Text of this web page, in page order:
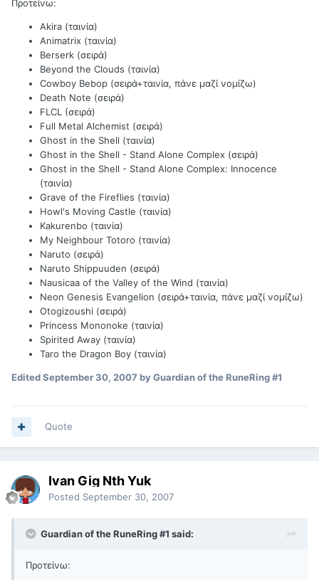
Προτείνω:
Akira (ταινία)
Animatrix (ταινία)
Berserk (σειρά)
Beyond the Clouds (ταινία)
Cowboy Bebop (σειρά+ταινία, πάνε μαζί νομίζω)
Death Note (σειρά)
FLCL (σειρά)
Full Metal Alchemist (σειρά)
Ghost in the Shell (ταινία)
Ghost in the Shell - Stand Alone Complex (σειρά)
Ghost in the Shell - Stand Alone Complex: Innocence
(ταινία)
Grave of the Fireflies (ταινία)
Howl's Moving Castle (ταινία)
Kakurenbo (ταινία)
My Neighbour Totoro (ταινία)
Naruto (σειρά)
Naruto Shippuuden (σειρά)
Nausicaa of the Valley of the Wind (ταινία)
Neon Genesis Evangelion (σειρά+ταινία, πάνε μαζί νομίζω)
Otogizoushi (σειρά)
Princess Mononoke (ταινία)
Spirited Away (ταινία)
Taro the Dragon Boy (ταινία)
EditedSeptember 30, 2007 by Guardian of the RuneRing #1
Quote
Ivan Gig Nth Yuk
Posted September 30, 2007
Guardian of the RuneRing #1 said:
Προτείνω: